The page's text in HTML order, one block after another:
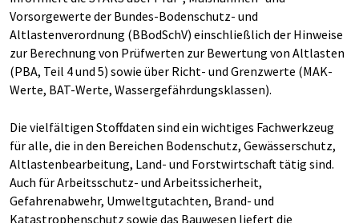
Vorsorgewerte der Bundes-Bodenschutz- und
Altlastenverordnung (BBodSchV) einschließlich der Hinweise
zur Berechnung von Prüfwerten zur Bewertung von Altlasten
(PBA, Teil 4 und 5) sowie über Richt- und Grenzwerte (MAK-
Werte, BAT-Werte, Wassergefährdungsklassen).
Die vielfältigen Stoffdaten sind ein wichtiges Fachwerkzeug
für alle, die in den Bereichen Bodenschutz, Gewässerschutz,
Altlastenbearbeitung, Land- und Forstwirtschaft tätig sind.
Auch für Arbeitsschutz- und Arbeitssicherheit,
Gefahrenabwehr, Umweltgutachten, Brand- und
Katastrophenschutz sowie das Bauwesen liefert die